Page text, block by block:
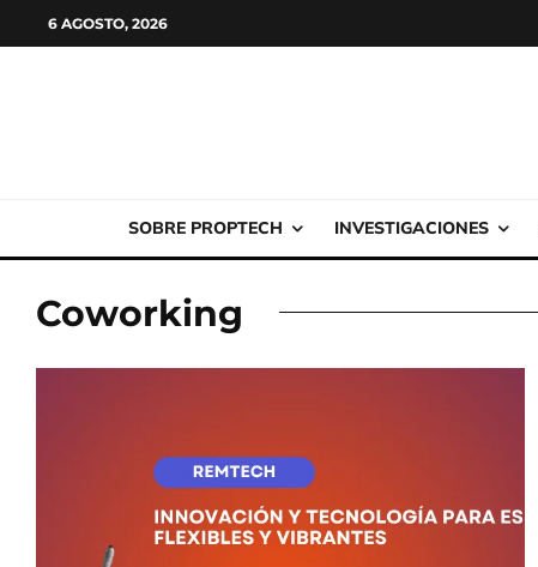
6 AGOSTO, 2026
SOBRE PROPTECH INVESTIGACIONES
Coworking